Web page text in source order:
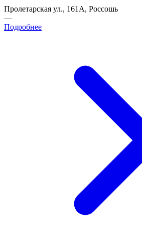
Пролетарская ул., 161А, Россошь
—
Подробнее